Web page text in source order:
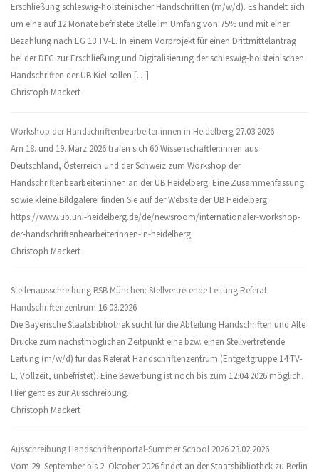
Erschließung schleswig-holsteinischer Handschriften (m/w/d). Es handelt sich
um eine auf 12 Monate befristete Stelle im Umfang von 75% und mit einer
Bezahlung nach EG 13 TV-L. In einem Vorprojekt für einen Drittmittelantrag
bei der DFG zur Erschließung und Digitalisierung der schleswig-holsteinischen
Handschriften der UB Kiel sollen […]
Christoph Mackert
Workshop der Handschriftenbearbeiter:innen in Heidelberg 27.03.2026
Am 18. und 19. März 2026 trafen sich 60 Wissenschaftler:innen aus
Deutschland, Österreich und der Schweiz zum Workshop der
Handschriftenbearbeiter:innen an der UB Heidelberg. Eine Zusammenfassung
sowie kleine Bildgalerei finden Sie auf der Website der UB Heidelberg:
https://www.ub.uni-heidelberg.de/de/newsroom/internationaler-workshop-
der-handschriftenbearbeiterinnen-in-heidelberg
Christoph Mackert
Stellenausschreibung BSB München: Stellvertretende Leitung Referat
Handschriftenzentrum 16.03.2026
Die Bayerische Staatsbibliothek sucht für die Abteilung Handschriften und Alte
Drucke zum nächstmöglichen Zeitpunkt eine bzw. einen Stellvertretende
Leitung (m/w/d) für das Referat Handschriftenzentrum (Entgeltgruppe 14 TV-
L, Vollzeit, unbefristet). Eine Bewerbung ist noch bis zum 12.04.2026 möglich.
Hier geht es zur Ausschreibung.
Christoph Mackert
Ausschreibung Handschriftenportal-Summer School 2026 23.02.2026
Vom 29. September bis 2. Oktober 2026 findet an der Staatsbibliothek zu Berlin